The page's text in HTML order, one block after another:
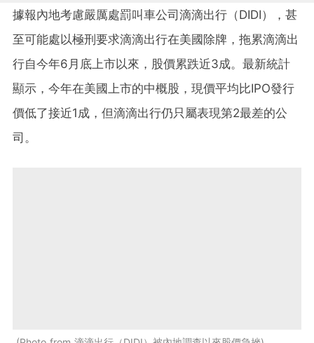
據報內地考慮嚴厲處罰叫車公司滴滴出行（DIDI），甚
至可能處以極刑要求滴滴出行在美國除牌，拖累滴滴出
行自今年6月底上市以來，股價累跌近3成。最新統計
顯示，今年在美國上市的中概股，現價平均比IPO發行
價低了接近1成，但滴滴出行仍只屬表現第2最差的公
司。